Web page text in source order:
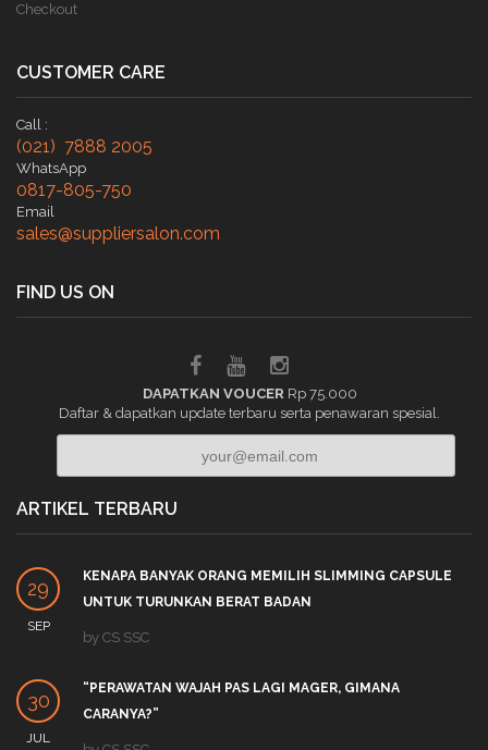
Checkout
CUSTOMER CARE
Call :
(021) 7888 2005
WhatsApp
0817-805-750
Email
sales@suppliersalon.com
FIND US ON
DAPATKAN VOUCER Rp 75.000
Daftar & dapatkan update terbaru serta penawaran spesial.
ARTIKEL TERBARU
29
SEP
KENAPA BANYAK ORANG MEMILIH SLIMMING CAPSULE
UNTUK TURUNKAN BERAT BADAN
by CS SSC
30
JUL
“PERAWATAN WAJAH PAS LAGI MAGER, GIMANA
CARANYA?”